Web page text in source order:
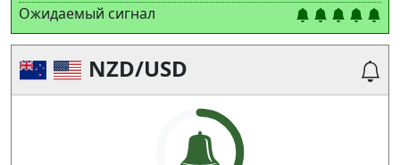
Ожидаемый сигнал
NZD/USD